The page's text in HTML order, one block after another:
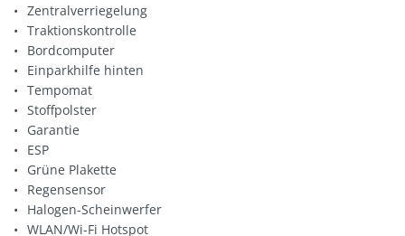
Zentralverriegelung
Traktionskontrolle
Bordcomputer
Einparkhilfe hinten
Tempomat
Stoffpolster
Garantie
ESP
Grüne Plakette
Regensensor
Halogen-Scheinwerfer
WLAN/Wi-Fi Hotspot